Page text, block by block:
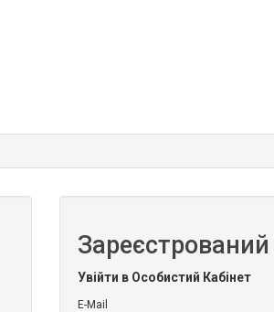
Зареєстрований
Увійти в Особистий Кабінет
E-Mail